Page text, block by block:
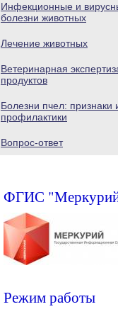
Инфекционные и
болезни животных
Лечение животных
Ветеринарная
продуктов
Болезни пчел: признаки
профилактики
Вопрос-ответ
ФГИС
Режим работы